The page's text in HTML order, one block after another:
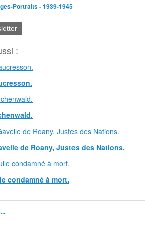
Portraits - 1939-1945
:
de Roany, Justes des Nations.
condamné à mort.